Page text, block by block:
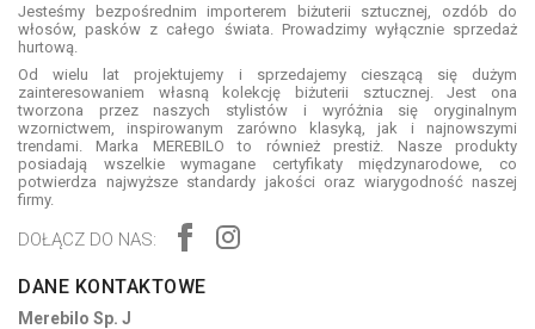
Jesteśmy bezpośrednim importerem biżuterii sztucznej, ozdób do
włosów, pasków z całego świata. Prowadzimy wyłącznie sprzedaż
hurtową.
Od wielu lat projektujemy i sprzedajemy cieszącą się dużym
zainteresowaniem własną kolekcję biżuterii sztucznej. Jest ona
tworzona przez naszych stylistów i wyróżnia się oryginalnym
wzornictwem, inspirowanym zarówno klasyką, jak i najnowszymi
trendami. Marka MEREBILO to również prestiż. Nasze produkty
posiadają wszelkie wymagane certyfikaty międzynarodowe, co
potwierdza najwyższe standardy jakości oraz wiarygodność naszej
firmy.
DOŁĄCZ DO NAS:
DANE KONTAKTOWE
Merebilo Sp. J